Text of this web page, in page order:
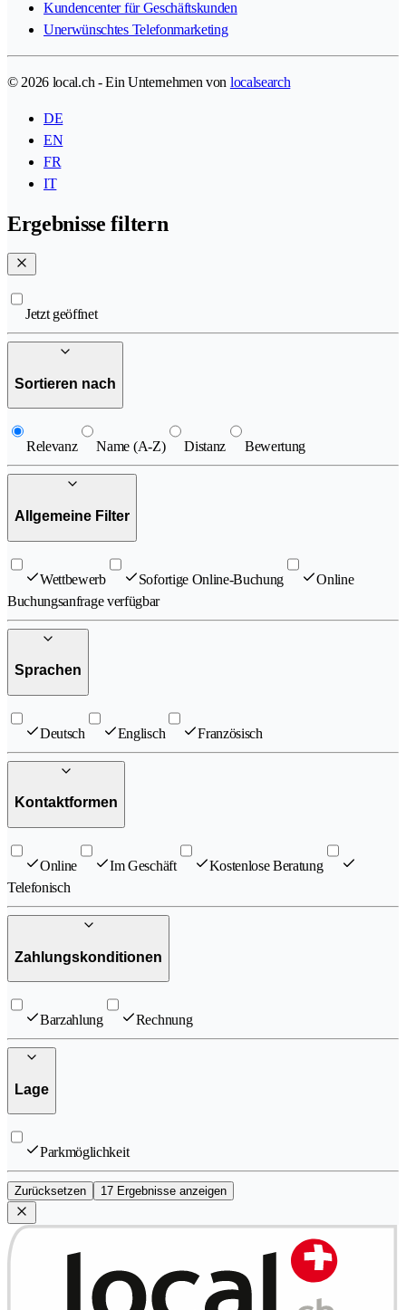
Kundencenter für Geschäftskunden
Unerwünschtes Telefonmarketing
© 2026 local.ch - Ein Unternehmen von localsearch
DE
EN
FR
IT
Ergebnisse filtern
Jetzt geöffnet
Sortieren nach
Relevanz Name (A-Z) Distanz Bewertung
Allgemeine Filter
Wettbewerb Sofortige Online-Buchung
Online
Buchungsanfrage verfügbar
Sprachen
Deutsch Englisch Französisch
Kontaktformen
Online Im Geschäft
Kostenlose Beratung
Telefonisch
Zahlungskonditionen
Barzahlung Rechnung
Lage
Parkmöglichkeit
Zurücksetzen 17 Ergebnisse anzeigen